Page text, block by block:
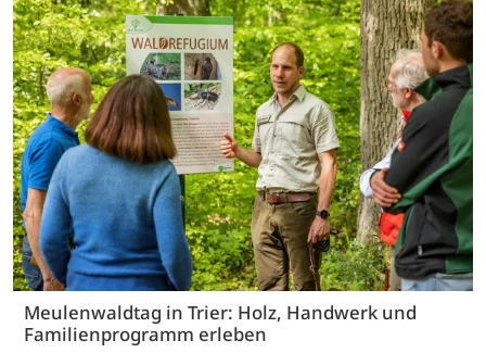
Meulenwaldtag in Trier: Holz, Handwerk und
Familienprogramm erleben